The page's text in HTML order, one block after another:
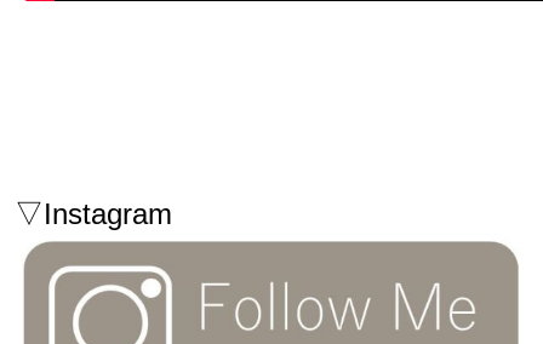
▽Instagram